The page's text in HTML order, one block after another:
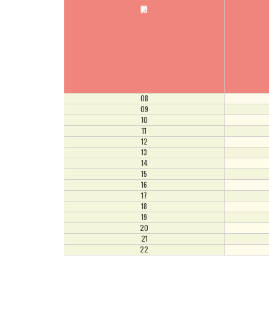
08
09
10
11
12
13
14
15
16
17
18
19
20
21
22